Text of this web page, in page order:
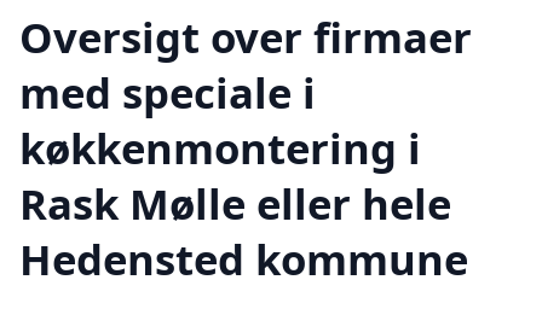
Oversigt over firmaer
med speciale i
køkkenmontering i
Rask Mølle eller hele
Hedensted kommune